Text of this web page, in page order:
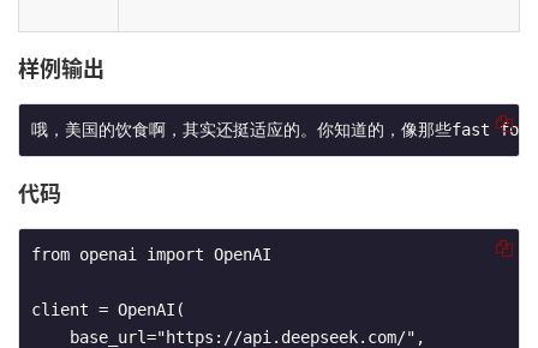
样例输出
哦，美国的饮食啊，其实还挺适应的。你知道的，像那些fast
代码
from openai import OpenAI
client = OpenAI(
    base_url="https://api.deepseek.com/",